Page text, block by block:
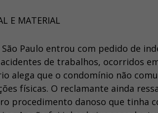
E MATERIAL
Paulo entrou com pedido de
de trabalhos, ocorridos
alega que o condomínio não
físicas. O reclamante ainda
procedimento danoso que tinha